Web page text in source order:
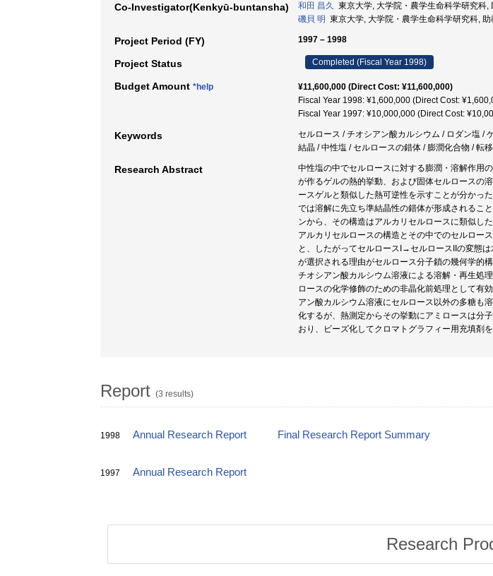
Co-Investigator(Kenkyū-buntansha) 和田 昌久 東京大学, 大学院・農学生命科学研究科,
磯貝 明 東京大学, 大学院・農学生命科学研究科,
Project Period (FY) 1997 – 1998
Project Status Completed (Fiscal Year 1998)
Budget Amount *help
¥11,600,000 (Direct Cost: ¥11,600,000)
Fiscal Year 1998: ¥1,600,000 (Direct Cost:
Fiscal Year 1997: ¥10,000,000 (Direct Cost:
Keywords
セルロース / チオシアン酸カルシウム / ロダン塩 /
結晶 / 中性塩 / セルロースの錯体 / 膨潤化合物 / 転
Research Abstract
中性塩の中でセルロースに対する膨潤・溶解作用
が作るゲルの熱的挙動、および固体セルロースの
ースゲルと類似した熱可逆性を示すことが分かっ
では溶解に先立ち準結晶性の錯体が形成されるこ
ンから、その構造はアルカリセルロースに類似し
アルカリセルロースの構造とその中でのセルロー
と、したがってセルロースI→セルロースIIの変態
が選択される理由がセルロース分子鎖の幾何学的
チオシアン酸カルシウム溶液による溶解・再生処
ロースの化学修飾のための非晶化前処理として有
アン酸カルシウム溶液にセルロース以外の多糖も
化するが、熱測定からその挙動にアミロースは分
おり、ビーズ化してクロマトグラフィー用充填剤
Report (3 results)
1998 Annual Research Report Final Research Report Summary
1997 Annual Research Report
Research